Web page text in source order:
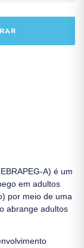
A) é um
em adultos
por meio de uma
abrange adultos